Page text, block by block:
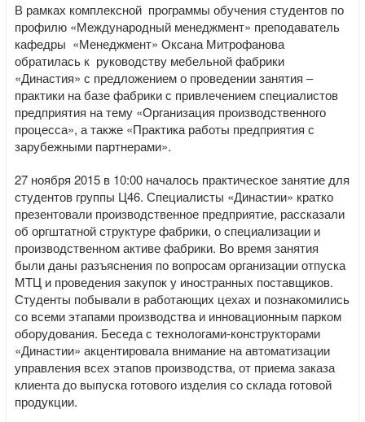
В рамках комплексной программы обучения студентов по
профилю «Международный менеджмент» преподаватель
кафедры «Менеджмент» Оксана Митрофанова
обратилась к руководству мебельной фабрики
«Династия» с предложением о проведении занятия –
практики на базе фабрики с привлечением специалистов
предприятия на тему «Организация производственного
процесса», а также «Практика работы предприятия с
зарубежными партнерами».
27 ноября 2015 в 10:00 началось практическое занятие для
студентов группы Ц46. Специалисты «Династии» кратко
презентовали производственное предприятие, рассказали
об оргштатной структуре фабрики, о специализации и
производственном активе фабрики. Во время занятия
были даны разъяснения по вопросам организации отпуска
МТЦ и проведения закупок у иностранных поставщиков.
Студенты побывали в работающих цехах и познакомились
со всеми этапами производства и инновационным парком
оборудования. Беседа с технологами-конструкторами
«Династии» акцентировала внимание на автоматизации
управления всех этапов производства, от приема заказа
клиента до выпуска готового изделия со склада готовой
продукции.